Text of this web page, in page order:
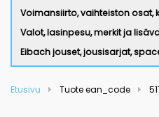
Voimansiirto, vaihteiston osat,
Valot, lasinpesu, merkit ja
Eibach jouset, jousisarjat,
Etusivu Tuote ean_code